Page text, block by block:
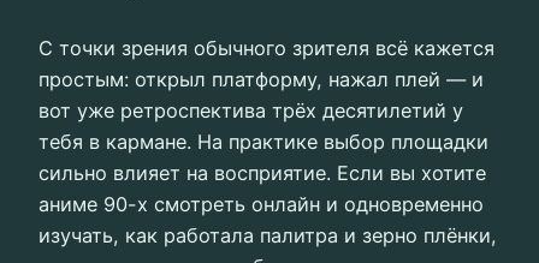
С точки зрения обычного зрителя всё кажется
простым: открыл платформу, нажал плей — и
вот уже ретроспектива трёх десятилетий у
тебя в кармане. На практике выбор площадки
сильно влияет на восприятие. Если вы хотите
аниме 90-х смотреть онлайн и одновременно
изучать, как работала палитра и зерно плёнки,